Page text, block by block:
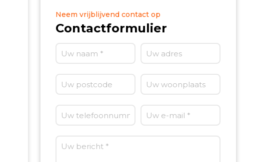
Neem vrijblijvend contact op
Contactformulier